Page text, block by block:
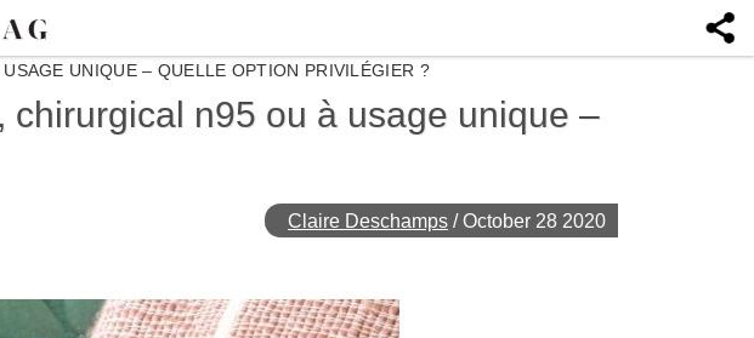
UNIQUE – QUELLE OPTION PRIVILÉGIER ?
n95 ou à usage unique –
Claire Deschamps /October 28 2020